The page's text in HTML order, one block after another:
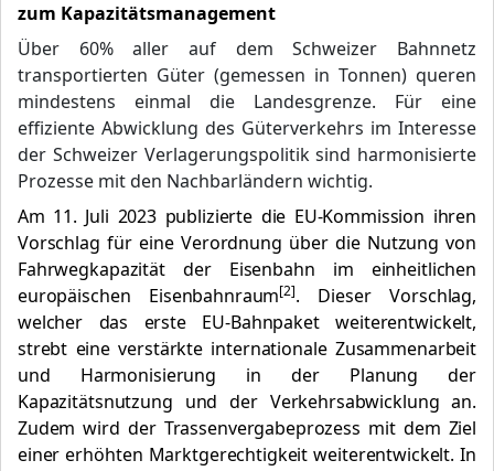
zum Kapazitätsmanagement
Über 60% aller auf dem Schweizer Bahnnetz
transportierten Güter (gemessen in Tonnen) queren
mindestens einmal die Landesgrenze. Für eine
effiziente Abwicklung des Güterverkehrs im Interesse
der Schweizer Verlagerungspolitik sind harmonisierte
Prozesse mit den Nachbarländern wichtig.
Am 11. Juli 2023 publizierte die EU-Kommission ihren
Vorschlag für eine Verordnung über die Nutzung von
Fahrwegkapazität der Eisenbahn im einheitlichen
europäischen Eisenbahnraum[2]. Dieser Vorschlag,
welcher das erste EU-Bahnpaket weiterentwickelt,
strebt eine verstärkte internationale Zusammenarbeit
und Harmonisierung in der Planung der
Kapazitätsnutzung und der Verkehrsabwicklung an.
Zudem wird der Trassenvergabeprozess mit dem Ziel
einer erhöhten Marktgerechtigkeit weiterentwickelt. In